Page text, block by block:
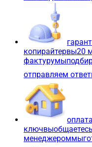
копирайтервы20
фактурумы
отправляем
ключвы
менеджероммы